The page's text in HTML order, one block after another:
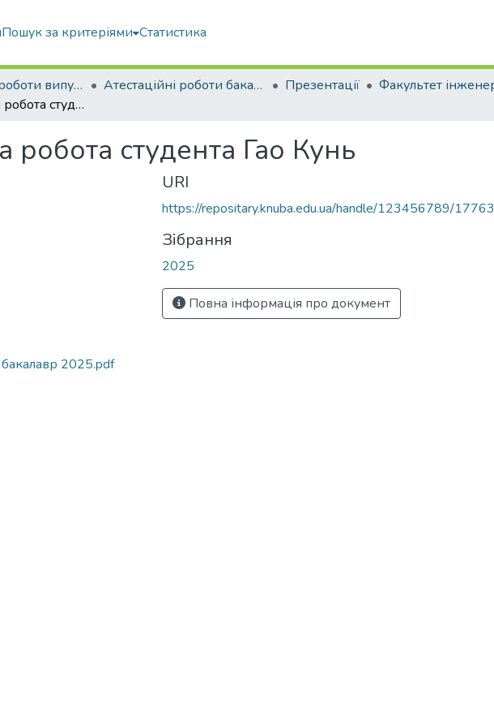
Пошук за критеріями Статистика
Атестаційні роботи випускників Атестаційні роботи бакалаврів Презентації
Атестаційна робота студента Гао Кунь
робота студента Гао Кунь
2025.pdf
URI
https://repositary.knuba.edu.ua/handle/123456789/17763
Зібрання
2025
Повна інформація про документ